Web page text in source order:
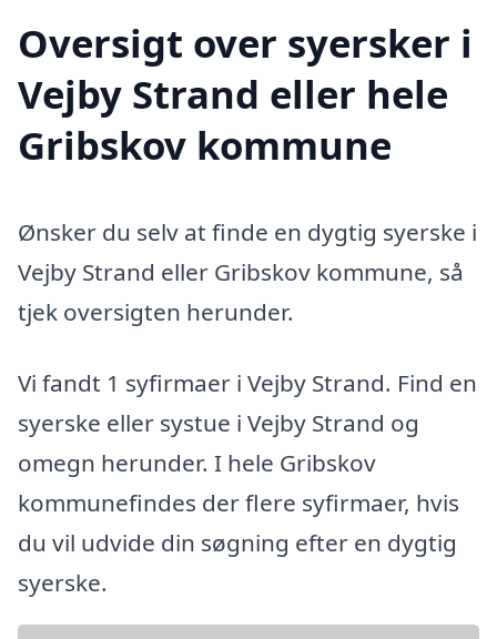
Oversigt over syersker i
Vejby Strand eller hele
Gribskov kommune
Ønsker du selv at finde en dygtig syerske i
Vejby Strand eller Gribskov kommune, så
tjek oversigten herunder.
Vi fandt 1 syfirmaer i Vejby Strand. Find en
syerske eller systue i Vejby Strand og
omegn herunder. I hele Gribskov
kommunefindes der flere syfirmaer, hvis
du vil udvide din søgning efter en dygtig
syerske.